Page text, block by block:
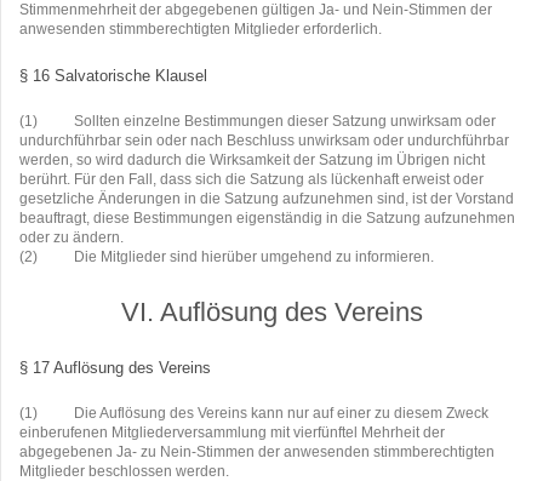
Stimmenmehrheit der abgegebenen gültigen Ja- und Nein-Stimmen der
anwesenden stimmberechtigten Mitglieder erforderlich.
§ 16 Salvatorische Klausel
(1)
Sollten einzelne Bestimmungen dieser Satzung unwirksam oder
undurchführbar sein oder nach Beschluss unwirksam oder undurchführbar
werden, so wird dadurch die Wirksamkeit der Satzung im Übrigen nicht
berührt. Für den Fall, dass sich die Satzung als lückenhaft erweist oder
gesetzliche Änderungen in die Satzung aufzunehmen sind, ist der Vorstand
beauftragt, diese Bestimmungen eigenständig in die Satzung aufzunehmen
oder zu ändern.
(2)
Die Mitglieder sind hierüber umgehend zu informieren.
VI. Auflösung des Vereins
§ 17 Auflösung des Vereins
(1)
Die Auflösung des Vereins kann nur auf einer zu diesem Zweck
einberufenen Mitgliederversammlung mit vierfünftel Mehrheit der
abgegebenen Ja- zu Nein-Stimmen der anwesenden stimmberechtigten
Mitglieder beschlossen werden.